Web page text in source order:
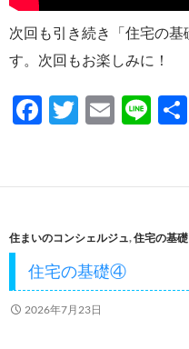
次回も引き続き「住宅の
す。次回もお楽しみに！
F
b
o
o
k
T
er
E
Li
住まいのコンシェルジュ,住宅の基礎
住宅の基礎④
2026年7月23日